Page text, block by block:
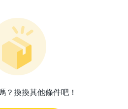
？換換其他條件吧！